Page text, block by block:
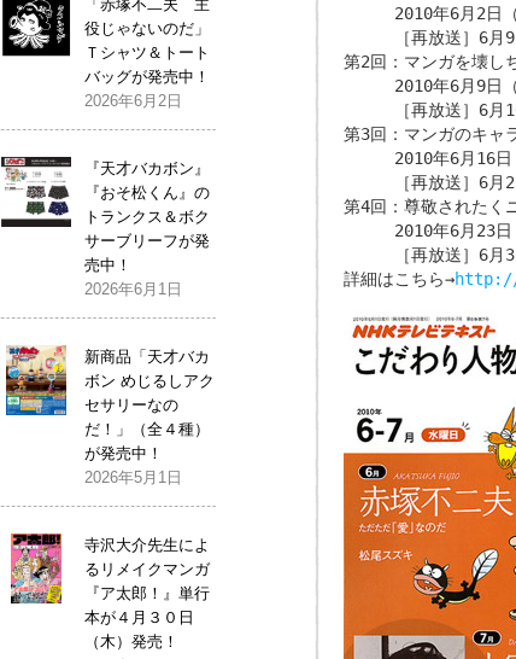
2010年6月2日（
［再放送］6月9
第2回：マンガを壊し
2010年6月9日（
［再放送］6月16
第3回：マンガのキャ
2010年6月16日（
［再放送］6月23
第4回：尊敬されたく
2010年6月23日（
［再放送］6月30
詳細はこちら→http://
「赤塚不二夫 主
役じゃないのだ」
Ｔシャツ＆トート
バッグが発売中！
2026年6月2日
『天才バカボン』
『おそ松くん』の
トランクス＆ボク
サーブリーフが発
売中！
2026年6月1日
新商品「天才バカ
ボン めじるしアク
セサリーなの
だ！」（全４種）
が発売中！
2026年5月1日
寺沢大介先生によ
るリメイクマンガ
『ア太郎！』単行
本が４月３０日
（木）発売！